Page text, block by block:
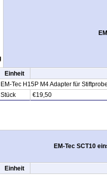
Einheit
EM-Tec H15P M4 Adapter für
Stück
€19,50
EM-Tec SCT10
Einheit